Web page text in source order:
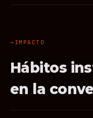
IMPACTO
Hábitos
en la